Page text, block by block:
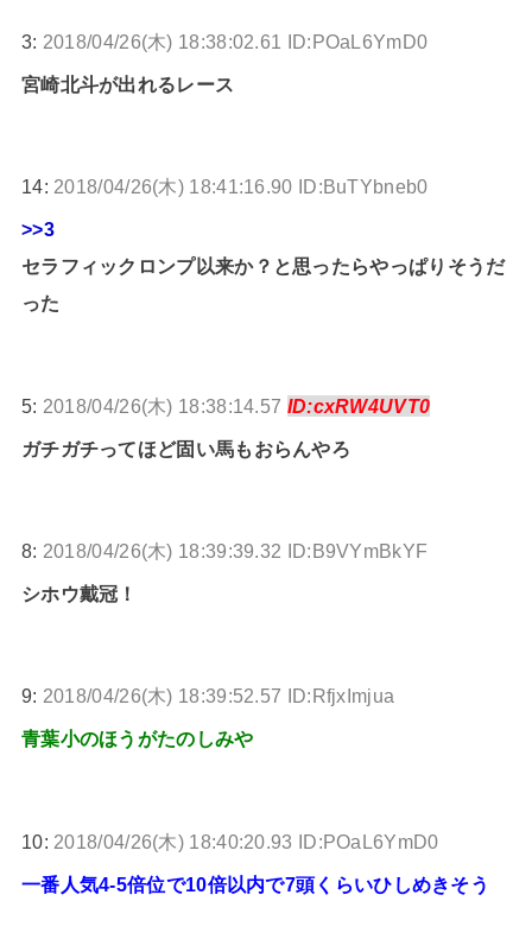
3: 2018/04/26(木) 18:38:02.61 ID:POaL6YmD0
宮崎北斗が出れるレース
14: 2018/04/26(木) 18:41:16.90 ID:BuTYbneb0
>>3
セラフィックロンプ以来か？と思ったらやっぱりそうだ
った
5: 2018/04/26(木) 18:38:14.57 ID:cxRW4UVT0
ガチガチってほど固い馬もおらんやろ
8: 2018/04/26(木) 18:39:39.32 ID:B9VYmBkYF
シホウ戴冠！
9: 2018/04/26(木) 18:39:52.57 ID:RfjxImjua
青葉小のほうがたのしみや
10: 2018/04/26(木) 18:40:20.93 ID:POaL6YmD0
一番人気4-5倍位で10倍以内で7頭くらいひしめきそう